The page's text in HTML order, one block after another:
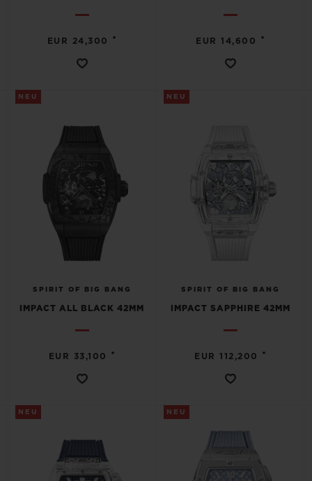
EUR 24,300 • EUR 14,600 •
NEU
SPIRIT OF BIG BANG
IMPACT ALL BLACK 42MM
EUR 33,100 •
NEU
SPIRIT OF BIG BANG
IMPACT SAPPHIRE 42MM
EUR 112,200 •
NEU NEU